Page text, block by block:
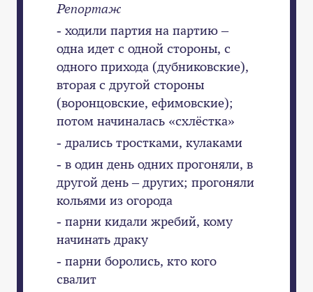
Репортаж
- ходили партия на партию –
одна идет с одной стороны, с
одного прихода (дубниковские),
вторая с другой стороны
(воронцовские, ефимовские);
потом начиналась «схлёстка»
- дрались тростками, кулаками
- в один день одних прогоняли, в
другой день – других; прогоняли
кольями из огорода
- парни кидали жребий, кому
начинать драку
- парни боролись, кто кого
свалит